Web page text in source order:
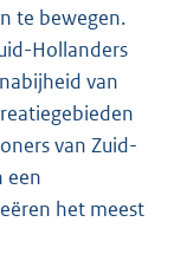
te bewegen.
Hollanders
van
van Zuid-
een
het meest